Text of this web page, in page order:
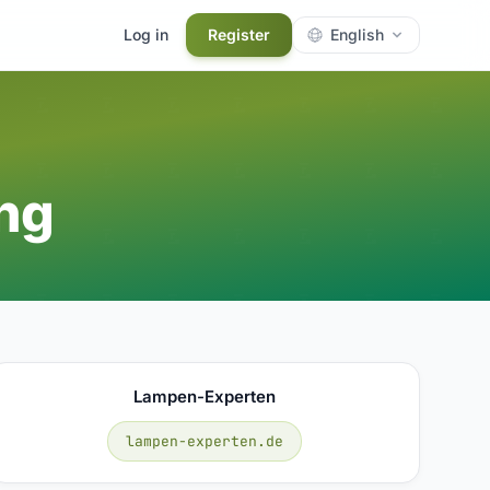
Log in Register English
Lampen-Experten
lampen-experten.de